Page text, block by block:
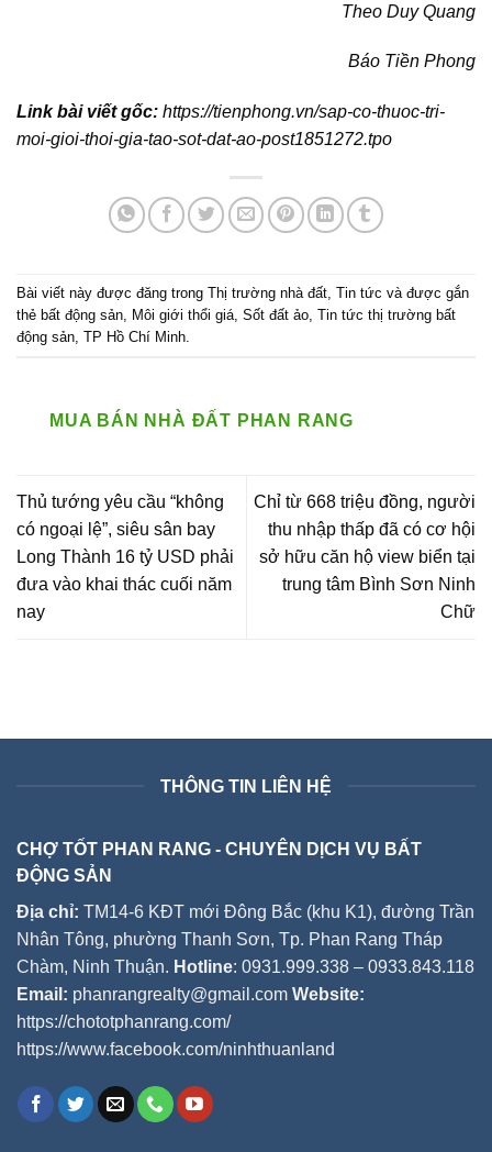
Theo Duy Quang
Báo Tiền Phong
Link bài viết gốc: https://tienphong.vn/sap-co-thuoc-tri-
moi-gioi-thoi-gia-tao-sot-dat-ao-post1851272.tpo
Bài viết này được đăng trong Thị trường nhà đất Tin tức và được gắn
thẻ bất động sản Môi giới thổi giá Sốt đất ảo Tin tức thị trường bất
động sản TP Hồ Chí Minh
MUA BÁN NHÀ ĐẤT PHAN RANG
Thủ tướng yêu cầu “không
có ngoại lệ”, siêu sân bay
Long Thành 16 tỷ USD phải
đưa vào khai thác cuối năm
nay
Chỉ từ 668 triệu đồng, người
thu nhập thấp đã có cơ hội
sở hữu căn hộ view biển tại
trung tâm Bình Sơn Ninh
Chữ
THÔNG TIN LIÊN HỆ
CHỢ TỐT PHAN RANG - CHUYÊN DỊCH VỤ BẤT
ĐỘNG SẢN
Địa chỉ: TM14-6 KĐT mới Đông Bắc (khu K1), đường Trần
Nhân Tông, phường Thanh Sơn, Tp. Phan Rang Tháp
Chàm, Ninh Thuận. Hotline: 0931.999.338 – 0933.843.118
Email: phanrangrealty@gmail.com Website:
https://chototphanrang.com/
https://www.facebook.com/ninhthuanland